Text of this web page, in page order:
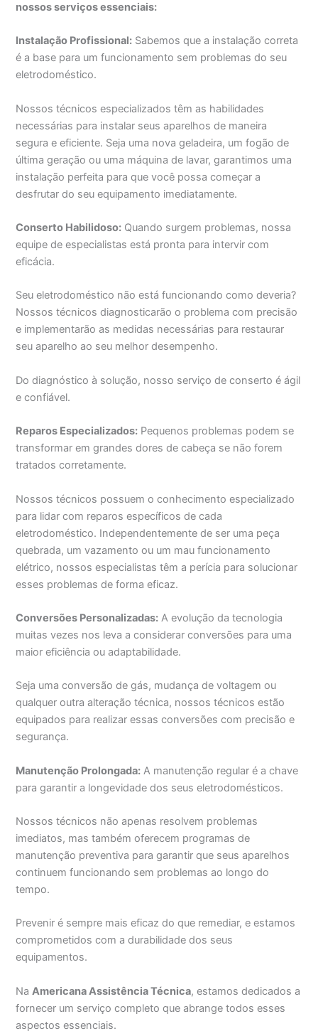
nossos serviços essenciais:
Instalação Profissional: Sabemos que a instalação correta
é a base para um funcionamento sem problemas do seu
eletrodoméstico.
Nossos técnicos especializados têm as habilidades
necessárias para instalar seus aparelhos de maneira
segura e eficiente. Seja uma nova geladeira, um fogão de
última geração ou uma máquina de lavar, garantimos uma
instalação perfeita para que você possa começar a
desfrutar do seu equipamento imediatamente.
Conserto Habilidoso: Quando surgem problemas, nossa
equipe de especialistas está pronta para intervir com
eficácia.
Seu eletrodoméstico não está funcionando como deveria?
Nossos técnicos diagnosticarão o problema com precisão
e implementarão as medidas necessárias para restaurar
seu aparelho ao seu melhor desempenho.
Do diagnóstico à solução, nosso serviço de conserto é ágil
e confiável.
Reparos Especializados: Pequenos problemas podem se
transformar em grandes dores de cabeça se não forem
tratados corretamente.
Nossos técnicos possuem o conhecimento especializado
para lidar com reparos específicos de cada
eletrodoméstico. Independentemente de ser uma peça
quebrada, um vazamento ou um mau funcionamento
elétrico, nossos especialistas têm a perícia para solucionar
esses problemas de forma eficaz.
Conversões Personalizadas: A evolução da tecnologia
muitas vezes nos leva a considerar conversões para uma
maior eficiência ou adaptabilidade.
Seja uma conversão de gás, mudança de voltagem ou
qualquer outra alteração técnica, nossos técnicos estão
equipados para realizar essas conversões com precisão e
segurança.
Manutenção Prolongada: A manutenção regular é a chave
para garantir a longevidade dos seus eletrodomésticos.
Nossos técnicos não apenas resolvem problemas
imediatos, mas também oferecem programas de
manutenção preventiva para garantir que seus aparelhos
continuem funcionando sem problemas ao longo do
tempo.
Prevenir é sempre mais eficaz do que remediar, e estamos
comprometidos com a durabilidade dos seus
equipamentos.
Na Americana Assistência Técnica, estamos dedicados a
fornecer um serviço completo que abrange todos esses
aspectos essenciais.